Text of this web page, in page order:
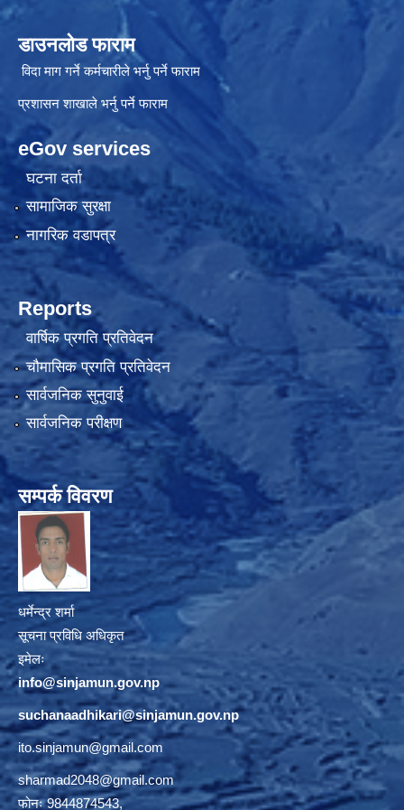
डाउनलोड फाराम
विदा माग गर्ने कर्मचारीले भर्नु पर्ने फाराम
प्रशासन शाखाले भर्नु पर्ने फाराम
eGov services
घटना दर्ता
सामाजिक सुरक्षा
नागरिक वडापत्र
Reports
वार्षिक प्रगति प्रतिवेदन
चौमासिक प्रगति प्रतिवेदन
सार्वजनिक सुनुवाई
सार्वजनिक परीक्षण
सम्पर्क विवरण
धर्मेन्द्र शर्मा
सूचना प्रविधि अधिकृत
इमेलः
info@sinjamun.gov.np
suchanaadhikari@sinjamun.gov.np
ito.sinjamun@gmail.com
sharmad2048@gmail.com
फोनः 9844874543,